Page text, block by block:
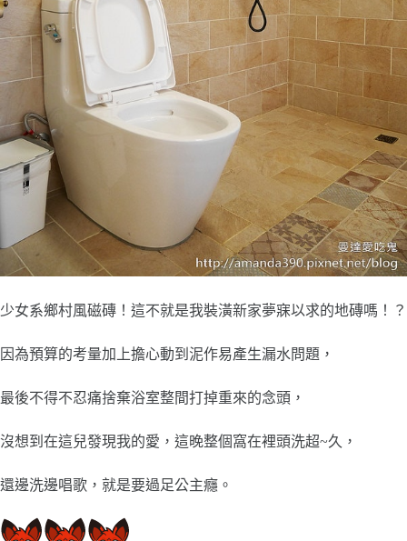
少女系鄉村風磁磚！這不就是我裝潢新家夢寐以求的地磚嗎！？
因為預算的考量加上擔心動到泥作易產生漏水問題，
最後不得不忍痛捨棄浴室整間打掉重來的念頭，
沒想到在這兒發現我的愛，這晚整個窩在裡頭洗超~久，
還邊洗邊唱歌，就是要過足公主癮。